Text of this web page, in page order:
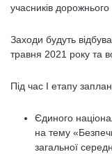
учасників
Заходи будуть
травня 2021 року та
Під час І етапу
Єдиного
на тему
загальної